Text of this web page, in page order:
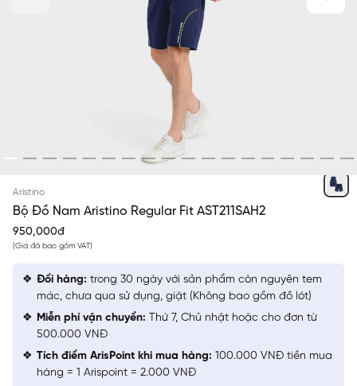
Aristino
Bộ Đồ Nam Aristino Regular Fit AST211SAH2
950,000đ
(Giá đã bao gồm VAT)
Đổi hàng: trong 30 ngày với sản phẩm còn nguyên tem
mác, chưa qua sử dụng, giặt (Không bao gồm đồ lót)
Miễn phí vận chuyển: Thứ 7, Chủ nhật hoặc cho đơn từ
500.000 VNĐ
Tích điểm ArisPoint khi mua hàng: 100.000 VNĐ tiền mua
hàng = 1 Arispoint = 2.000 VNĐ